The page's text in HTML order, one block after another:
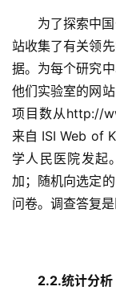
为了探索中
站收集了有关领
据。为每个研究
他们实验室的网
项目数从http://
来自 ISI Web of
学人民医院发起
加；随机向选定
问卷。调查答复
2.2.统计分析